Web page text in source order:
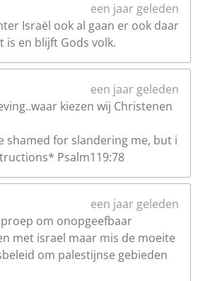
een jaar geleden
Israël ook al gaan er ook daar
is en blijft Gods volk.
een jaar geleden
kiezen wij Christenen
shamed for slandering me, but i
Psalm119:78
een jaar geleden
om onopgeefbaar
met israel maar mis de moeite
om palestijnse gebieden